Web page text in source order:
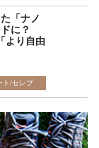
「ナノ
ドに？
より自由
ト/セレブ